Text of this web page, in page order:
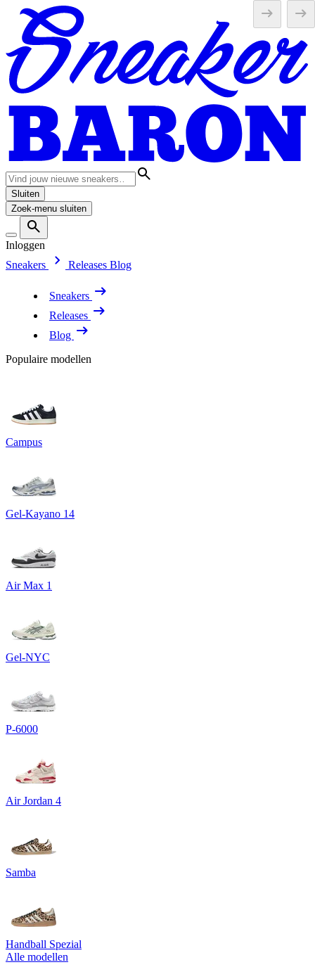
Sluiten
Zoek-menu sluiten
Inloggen
Sneakers
Releases Blog
Sneakers
Releases
Blog
Populaire modellen
Campus
Gel-Kayano 14
Air Max 1
Gel-NYC
P-6000
Air Jordan 4
Samba
Handball Spezial
Alle modellen